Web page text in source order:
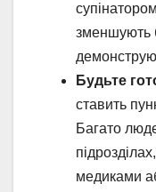
зменшують
Будьте
ставить
Багато
медиками